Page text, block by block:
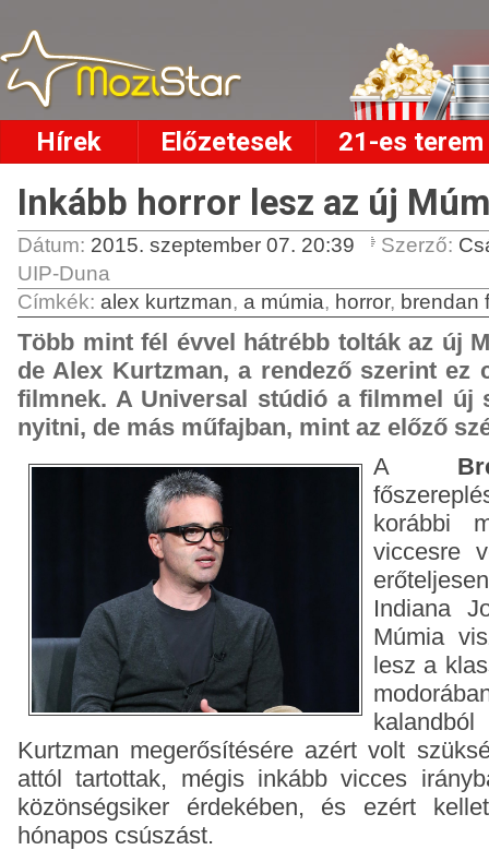
Hírek Előzetesek 21-es terem
Inkább horror lesz az új
Dátum: 2015. szeptember 07. 20:39 Szerző:
UIP-Duna
Címkék: alex kurtzman, a múmia, horror, brendan
Több mint fél évvel hátrébb tolták az új
de Alex Kurtzman, a rendező szerint ez
filmnek. A Universal stúdió a filmmel új
nyitni, de más műfajban, mint az előző
A
korábbi
viccesre
Indiana
Múmia
lesz a
Kurtzman megerősítésére azért volt
attól tartottak, mégis inkább vicces
közönségsiker érdekében, és ezért
hónapos csúszást.